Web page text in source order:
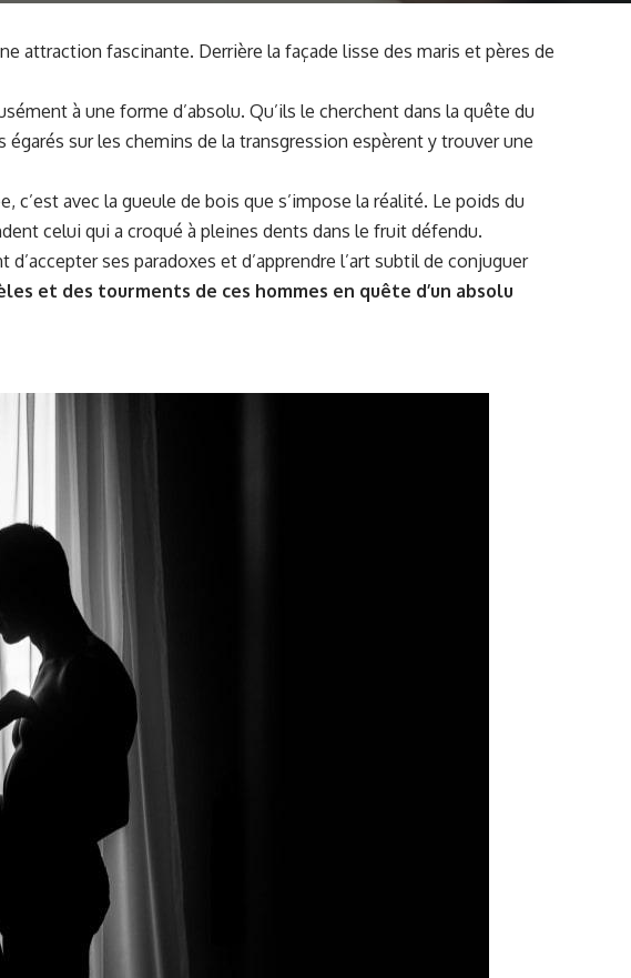
attraction fascinante. Derrière la façade lisse des maris et pères de
à une forme d’absolu. Qu’ils le cherchent dans la quête du
sur les chemins de la transgression espèrent y trouver une
avec la gueule de bois que s’impose la réalité. Le poids du
celui qui a croqué à pleines dents dans le fruit défendu.
ses paradoxes et d’apprendre l’art subtil de conjuguer
et des tourments de ces hommes en quête d’un absolu